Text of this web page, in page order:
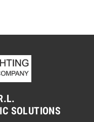
SOLUTIONS